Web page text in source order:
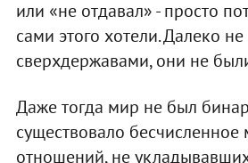
или «не отдавал» - просто
сами этого хотели. Далеко
сверхдержавами, они не
Даже тогда мир не был
существовало бесчисленное
отношений, не